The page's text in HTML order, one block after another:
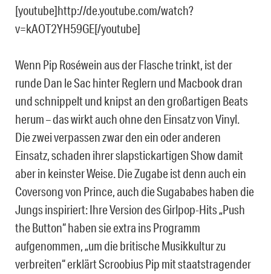
[youtube]http://de.youtube.com/watch?
v=kAOT2YH59GE[/youtube]
Wenn Pip Roséwein aus der Flasche trinkt, ist der
runde Dan le Sac hinter Reglern und Macbook dran
und schnippelt und knipst an den großartigen Beats
herum – das wirkt auch ohne den Einsatz von Vinyl.
Die zwei verpassen zwar den ein oder anderen
Einsatz, schaden ihrer slapstickartigen Show damit
aber in keinster Weise. Die Zugabe ist denn auch ein
Coversong von Prince, auch die Sugababes haben die
Jungs inspiriert: Ihre Version des Girlpop-Hits „Push
the Button“ haben sie extra ins Programm
aufgenommen, „um die britische Musikkultur zu
verbreiten“ erklärt Scroobius Pip mit staatstragender